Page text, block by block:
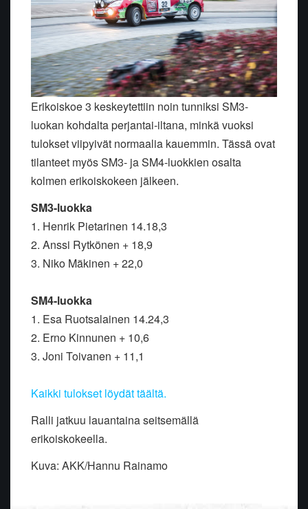
Erikoiskoe 3 keskeytettiin noin tunniksi SM3-
luokan kohdalta perjantai-iltana, minkä vuoksi
tulokset viipyivät normaalia kauemmin. Tässä ovat
tilanteet myös SM3- ja SM4-luokkien osalta
kolmen erikoiskokeen jälkeen.
SM3-luokka
1. Henrik Pietarinen 14.18,3
2. Anssi Rytkönen + 18,9
3. Niko Mäkinen + 22,0
SM4-luokka
1. Esa Ruotsalainen 14.24,3
2. Erno Kinnunen + 10,6
3. Joni Toivanen + 11,1
Kaikki tulokset löydät täältä.
Ralli jatkuu lauantaina seitsemällä
erikoiskokeella.
Kuva: AKK/Hannu Rainamo